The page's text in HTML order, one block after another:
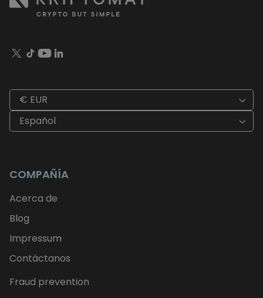
€ EUR
Español
COMPAÑÍA
Acerca de
Blog
Impressum
Contáctanos
Fraud prevention